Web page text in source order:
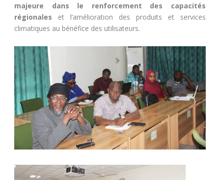
majeure dans le renforcement des capacités
régionales et l’amélioration des produits et services
climatiques au bénéfice des utilisateurs.